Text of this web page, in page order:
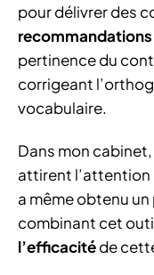
pour délivrer des
pertinence du
corrigeant
vocabulaire.
Dans mon
attirent l’attention
a même obtenu
combinant cet
l’efficacitéde